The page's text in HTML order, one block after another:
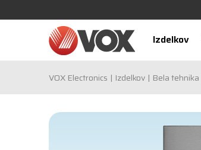
Izdelkov
VOX Electronics Izdelkov Bela tehnika